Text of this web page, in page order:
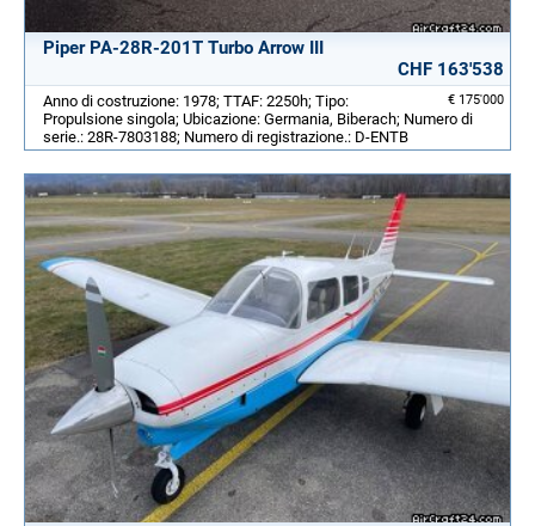
Piper PA-28R-201T Turbo Arrow III
CHF 163'538
€ 175'000
Anno di costruzione: 1978; TTAF: 2250h; Tipo:
Propulsione singola; Ubicazione: Germania, Biberach; Numero di
serie.: 28R-7803188; Numero di registrazione.: D-ENTB